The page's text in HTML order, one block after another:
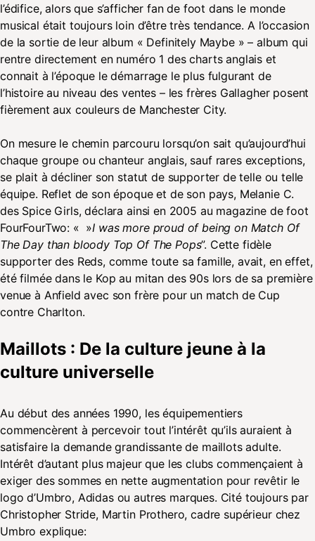
l’édifice, alors que s’afficher fan de foot dans le monde
musical était toujours loin d’être très tendance. A l’occasion
de la sortie de leur album « Definitely Maybe » – album qui
rentre directement en numéro 1 des charts anglais et
connait à l’époque le démarrage le plus fulgurant de
l’histoire au niveau des ventes – les frères Gallagher posent
fièrement aux couleurs de Manchester City.
On mesure le chemin parcouru lorsqu’on sait qu’aujourd’hui
chaque groupe ou chanteur anglais, sauf rares exceptions,
se plait à décliner son statut de supporter de telle ou telle
équipe. Reflet de son époque et de son pays, Melanie C.
des Spice Girls, déclara ainsi en 2005 au magazine de foot
FourFourTwo: « »I was more proud of being on Match Of
The Day than bloody Top Of The Pops”. Cette fidèle
supporter des Reds, comme toute sa famille, avait, en effet,
été filmée dans le Kop au mitan des 90s lors de sa première
venue à Anfield avec son frère pour un match de Cup
contre Charlton.
Maillots : De la culture jeune à la
culture universelle
Au début des années 1990, les équipementiers
commencèrent à percevoir tout l’intérêt qu’ils auraient à
satisfaire la demande grandissante de maillots adulte.
Intérêt d’autant plus majeur que les clubs commençaient à
exiger des sommes en nette augmentation pour revêtir le
logo d’Umbro, Adidas ou autres marques. Cité toujours par
Christopher Stride, Martin Prothero, cadre supérieur chez
Umbro explique: